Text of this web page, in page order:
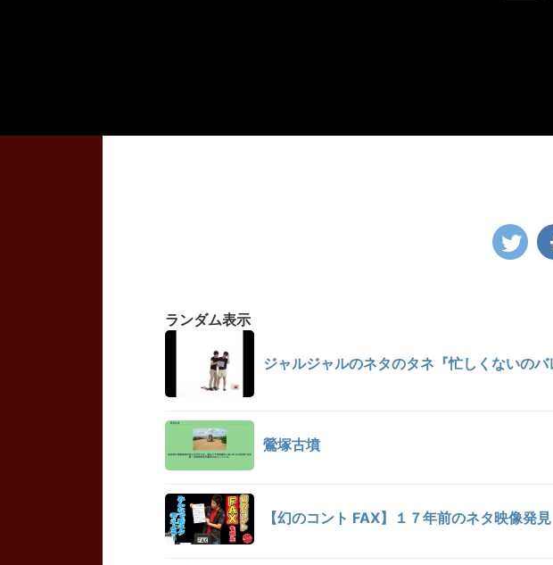
ランダム表示
ジャルジャルのネタのタネ『忙しくないのバ
鶯塚古墳
【幻のコント FAX】１７年前のネタ映像発